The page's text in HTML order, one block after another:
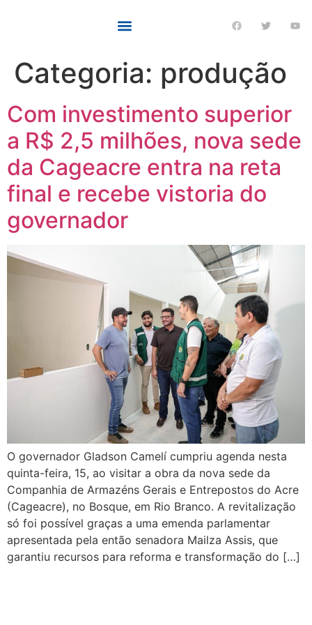
Categoria: produção
Com investimento superior
a R$ 2,5 milhões, nova sede
da Cageacre entra na reta
final e recebe vistoria do
governador
O governador Gladson Camelí cumpriu agenda nesta
quinta-feira, 15, ao visitar a obra da nova sede da
Companhia de Armazéns Gerais e Entrepostos do Acre
(Cageacre), no Bosque, em Rio Branco. A revitalização
só foi possível graças a uma emenda parlamentar
apresentada pela então senadora Mailza Assis, que
garantiu recursos para reforma e transformação do […]